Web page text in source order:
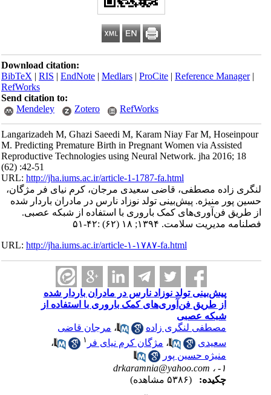
Download citation:
BibTeX|RIS|EndNote|Medlars|ProCite|Reference Manager
RefWorks
Send citation to:
Mendeley
Zotero RefWorks
Langarizadeh M, Ghazi Saeedi M, Karam Niay Far M, Hoseinpour
M. Predicting Premature Birth in Pregnant Women via Assisted
Reproductive Technologies using Neural Network. jha 2016; 18
(62) :42-51
URL:http://jha.iums.ac.ir/article-1-1787-fa.html
لنگری زاده مصطفی، قاضی سعیدی مرجان، کرم نیای فر مژگان،
حسین پور منیژه. پیش‌بینی تولد نوزاد نارس در مادران باردار شده
از طریق فن‌آوری‌های کمک باروری با استفاده از شبکه عصبی.
فصلنامه مدیریت سلامت. ۱۳۹۴; ۱۸ (۶۲) :۴۲-۵۱
URL:http://jha.iums.ac.ir/article-۱-۱۷۸۷-fa.html
پیش‌بینی تولد نوزاد نارس در مادران باردار شده
از طریق فن‌آوری‌های کمک باروری با استفاده از
شبکه عصبی
مصطفی لنگری زاده
،مرجان قاضی
سعیدی
،مژگان کرم نیای فر۱
،
منیژه حسین پور
drkaramnia@yahoo.com
چکیده: